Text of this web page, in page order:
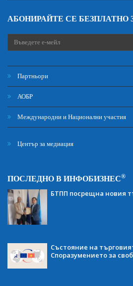
АБОНИРАЙТЕ СЕ
Партньори
АОБР
Международни и Национални участия
Център за медиация
ПОСЛЕДНО В ИНФОБИЗНЕС®
БТПП посрещна новия
Състояние на
Споразумението за